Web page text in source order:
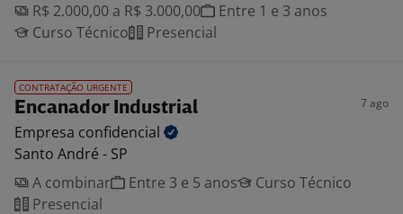
R$ 2.000,00 a R$ 3.000,00
Entre 1 e 3 anos
Curso Técnico
Presencial
CONTRATAÇÃO URGENTE
Encanador Industrial 7 ago
Empresa confidencial
Santo André - SP
A combinar
Entre 3 e 5 anos
Curso Técnico
Presencial